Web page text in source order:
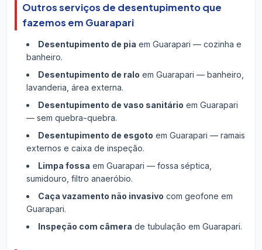
Outros serviços de desentupimento que
fazemos em Guarapari
Desentupimento de pia em Guarapari — cozinha e
banheiro.
Desentupimento de ralo em Guarapari — banheiro,
lavanderia, área externa.
Desentupimento de vaso sanitário em Guarapari
— sem quebra-quebra.
Desentupimento de esgoto em Guarapari — ramais
externos e caixa de inspeção.
Limpa fossa em Guarapari — fossa séptica,
sumidouro, filtro anaeróbio.
Caça vazamento não invasivo com geofone em
Guarapari.
Inspeção com câmera de tubulação em Guarapari.